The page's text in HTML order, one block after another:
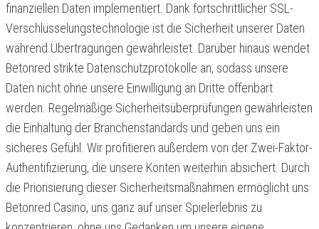
finanziellen Daten implementiert. Dank fortschrittlicher SSL-
Verschlüsselungstechnologie ist die Sicherheit unserer Daten
während Übertragungen gewährleistet. Darüber hinaus wendet
Betonred strikte Datenschutzprotokolle an, sodass unsere
Daten nicht ohne unsere Einwilligung an Dritte offenbart
werden. Regelmäßige Sicherheitsüberprüfungen gewährleisten
die Einhaltung der Branchenstandards und geben uns ein
sicheres Gefühl. Wir profitieren außerdem von der Zwei-Faktor-
Authentifizierung, die unsere Konten weiterhin absichert. Durch
die Priorisierung dieser Sicherheitsmaßnahmen ermöglicht uns
Betonred Casino, uns ganz auf unser Spielerlebnis zu